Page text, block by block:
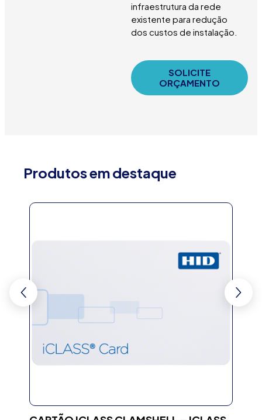
infraestrutura da rede
existente para redução
dos custos de instalação.
SOLICITE
ORÇAMENTO
Produtos em destaque